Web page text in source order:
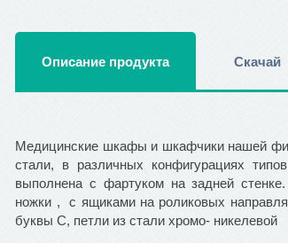
Описание продукта Скачай
Медицинские шкафы и шкафчики нашей
стали, в различных конфигурациях
выполнена с фартуком на задней
ножки , с ящиками на роликовых
буквы С, петли из стали хромо- никелевой